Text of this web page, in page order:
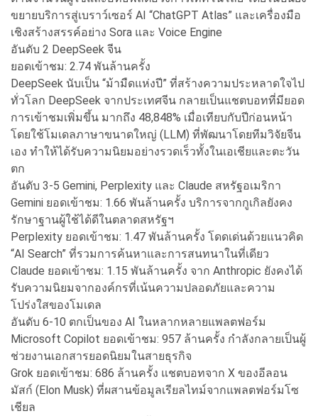
ขยายบริการสู่เบราว์เซอร์ AI “ChatGPT Atlas” และเครื่องมือ
เชิงสร้างสรรค์อย่าง Sora และ Voice Engine
อันดับ 2 DeepSeek จีน
ยอดเข้าชม: 2.74 พันล้านครั้ง
DeepSeek นับเป็น “ม้ามืดแห่งปี” ที่สร้างความประหลาดใจไป
ทั่วโลก DeepSeek จากประเทศจีน กลายเป็นแชตบอทที่มียอด
การเข้าชมเพิ่มขึ้น มากถึง 48,848% เมื่อเทียบกับปีก่อนหน้า
โดยใช้โมเดลภาษาขนาดใหญ่ (LLM) ที่พัฒนาโดยทีมวิจัยจีน
เอง ทำให้ได้รับความนิยมอย่างรวดเร็วทั้งในเอเชียและตะวัน
ตก
อันดับ 3-5 Gemini, Perplexity และ Claude สหรัฐอเมริกา
Gemini ยอดเข้าชม: 1.66 พันล้านครั้ง บริการจากกูเกิลยังคง
รักษาฐานผู้ใช้ได้ดีในตลาดสหรัฐฯ
Perplexity ยอดเข้าชม: 1.47 พันล้านครั้ง โดดเด่นด้วยแนวคิด
“AI Search” ที่รวมการค้นหาและการสนทนาในที่เดียว
Claude ยอดเข้าชม: 1.15 พันล้านครั้ง จาก Anthropic ยังคงได้
รับความนิยมจากองค์กรที่เน้นความปลอดภัยและความ
โปร่งใสของโมเดล
อันดับ 6-10 ตกเป็นของ AI ในหลากหลายแพลตฟอร์ม
Microsoft Copilot ยอดเข้าชม: 957 ล้านครั้ง กำลังกลายเป็นผู้
ช่วยงานเอกสารยอดนิยมในสายธุรกิจ
Grok ยอดเข้าชม: 686 ล้านครั้ง แชตบอทจาก X ของอีลอน
มัสก์ (Elon Musk) ที่ผสานข้อมูลเรียลไทม์จากแพลตฟอร์มโซ
เชียล